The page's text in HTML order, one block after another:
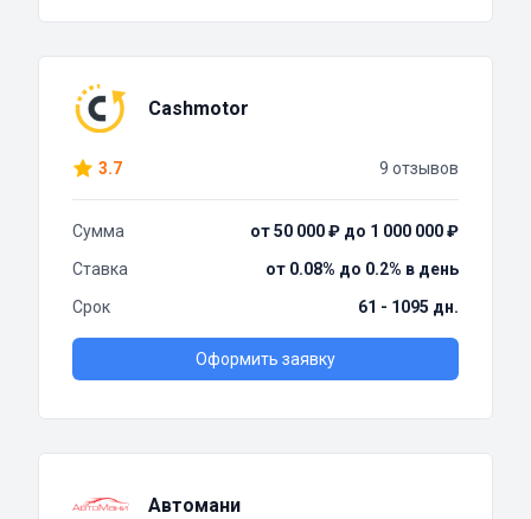
Cashmotor
3.7 9 отзывов
Сумма
от 50 000 ₽ до 1 000 000 ₽
Ставка
от 0.08% до 0.2% в день
Срок
61 - 1095 дн.
Оформить заявку
Автомани